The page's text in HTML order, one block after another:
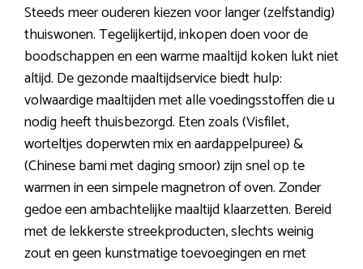
Steeds meer ouderen kiezen voor langer (zelfstandig)
thuiswonen. Tegelijkertijd, inkopen doen voor de
boodschappen en een warme maaltijd koken lukt niet
altijd. De gezonde maaltijdservice biedt hulp:
volwaardige maaltijden met alle voedingsstoffen die u
nodig heeft thuisbezorgd. Eten zoals (Visfilet,
worteltjes doperwten mix en aardappelpuree) &
(Chinese bami met daging smoor) zijn snel op te
warmen in een simpele magnetron of oven. Zonder
gedoe een ambachtelijke maaltijd klaarzetten. Bereid
met de lekkerste streekproducten, slechts weinig
zout en geen kunstmatige toevoegingen en met